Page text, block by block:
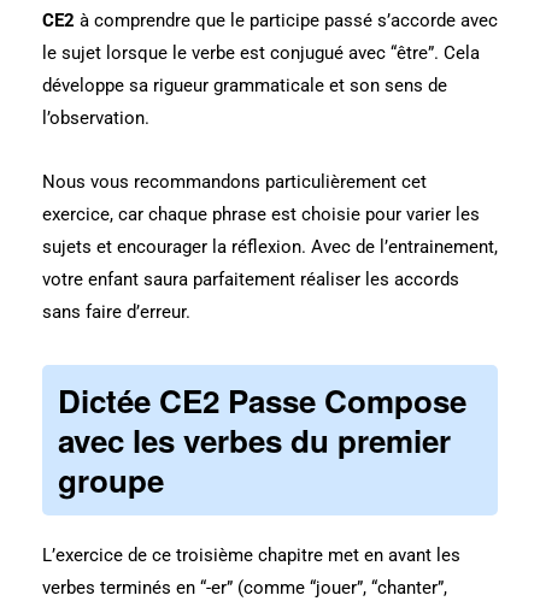
CE2 à comprendre que le participe passé s’accorde avec
le sujet lorsque le verbe est conjugué avec “être”. Cela
développe sa rigueur grammaticale et son sens de
l’observation.
Nous vous recommandons particulièrement cet
exercice, car chaque phrase est choisie pour varier les
sujets et encourager la réflexion. Avec de l’entrainement,
votre enfant saura parfaitement réaliser les accords
sans faire d’erreur.
Dictée CE2 Passe Compose
avec les verbes du premier
groupe
L’exercice de ce troisième chapitre met en avant les
verbes terminés en “-er” (comme “jouer”, “chanter”,